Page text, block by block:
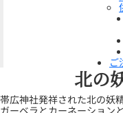
ご
北の
帯広神社発祥された北の妖
ガーベラとカーネーション